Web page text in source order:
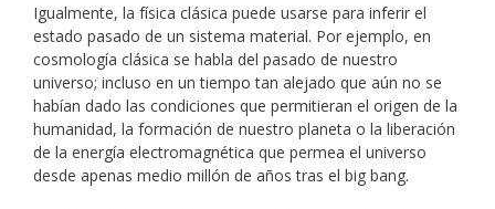
Igualmente, la física clásica puede usarse para inferir el
estado pasado de un sistema material. Por ejemplo, en
cosmología clásica se habla del pasado de nuestro
universo; incluso en un tiempo tan alejado que aún no se
habían dado las condiciones que permitieran el origen de la
humanidad, la formación de nuestro planeta o la liberación
de la energía electromagnética que permea el universo
desde apenas medio millón de años tras el big bang.